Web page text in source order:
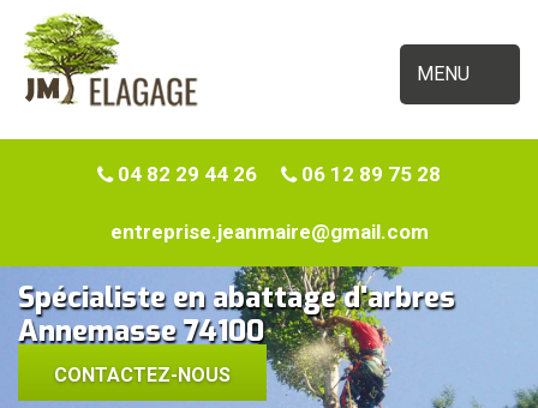
MENU
04 82 29 44 26 06 12 89 75 28
entreprise.jeanmaire@gmail.com
Spécialiste en abattage d'arbres
Annemasse 74100
CONTACTEZ-NOUS